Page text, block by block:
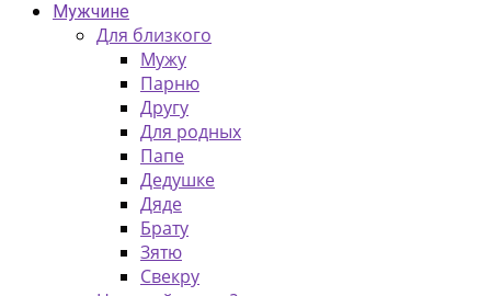
Мужчине
Для близкого
Мужу
Парню
Другу
Для родных
Папе
Дедушке
Дяде
Брату
Зятю
Свекру